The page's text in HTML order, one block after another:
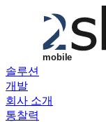
Skip to main content
솔루션
개발
회사 소개
통찰력